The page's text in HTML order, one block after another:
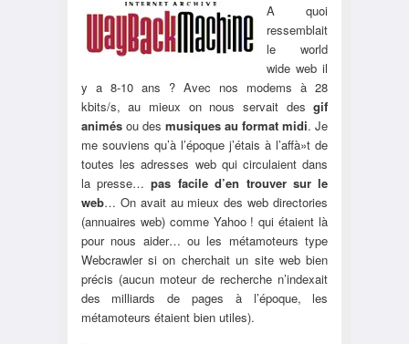
A quoi
ressemblait
le world
wide web il
y a 8-10 ans ? Avec nos modems à 28
kbits/s, au mieux on nous servait des gif
animésou des musiques au format midi. Je
me souviens qu’à l’époque j’étais à l’affà»t de
toutes les adresses web qui circulaient dans
la presse…pas facile d’en trouver sur le
web… On avait au mieux des web directories
(annuaires web) comme Yahoo ! qui étaient là
pour nous aider… ou les métamoteurs type
Webcrawler si on cherchait un site web bien
précis (aucun moteur de recherche n’indexait
des milliards de pages à l’époque, les
métamoteurs étaient bien utiles).